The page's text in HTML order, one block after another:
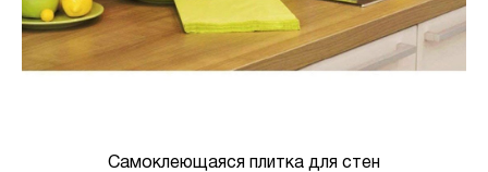
Самоклеющаяся плитка для стен